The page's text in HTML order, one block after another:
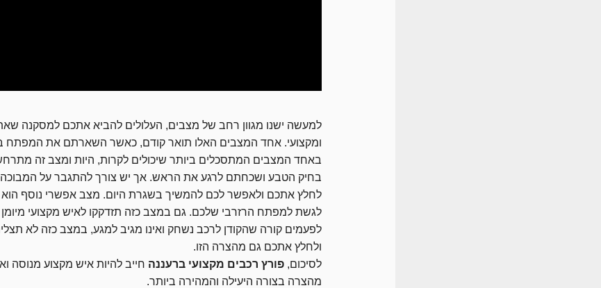
למעשה ישנו מגוון רחב של מצבים, העלולים להביא אתכם למסקנה
ומקצועי. אחד המצבים האלו תואר קודם, כאשר השארתם את המפתח
באחד המצבים המתסכלים ביותר שיכולים לקרות, היות ומצב זה
בחיק הטבע ושכחתם לרגע את הראש. אך יש צורך להתגבר על המבוכה
לחלץ אתכם ולאפשר לכם להמשיך בשגרת היום. מצב אפשרי נוסף
לגשת למפתח הרזרבי שלכם. גם במצב כזה תזדקקו לאיש מקצועי
לפעמים קורה שהקודן לרכב נשחק ואינו מגיב למגע, במצב כזה לא
ולחלץ אתכם גם מהצרה הזו.
לסיכום, פורץ רכבים מקצועי ברעננה חייב להיות איש מקצוע מנוסה
מהצרה בצורה היעילה והמהירה ביותר.